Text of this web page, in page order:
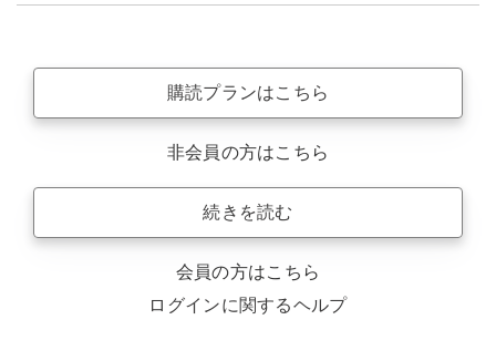
購読プランはこちら
非会員の方はこちら
続きを読む
会員の方はこちら
ログインに関するヘルプ